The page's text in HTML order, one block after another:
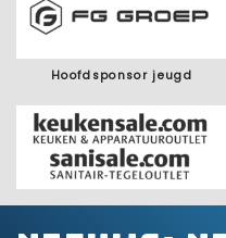
Hoofdsponsor jeugd